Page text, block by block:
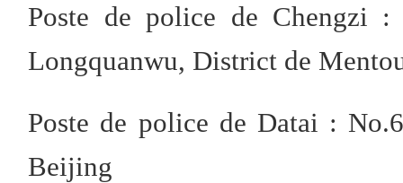
Poste de police de Chengzi
Longquanwu, District de
Poste de police de Datai :
Beijing